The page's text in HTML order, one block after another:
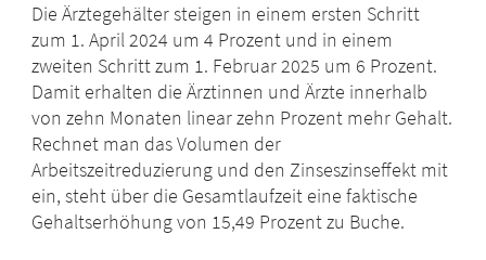
Die Ärztegehälter steigen in einem ersten Schritt
zum 1. April 2024 um 4 Prozent und in einem
zweiten Schritt zum 1. Februar 2025 um 6 Prozent.
Damit erhalten die Ärztinnen und Ärzte innerhalb
von zehn Monaten linear zehn Prozent mehr Gehalt.
Rechnet man das Volumen der
Arbeitszeitreduzierung und den Zinseszinseffekt mit
ein, steht über die Gesamtlaufzeit eine faktische
Gehaltserhöhung von 15,49 Prozent zu Buche.